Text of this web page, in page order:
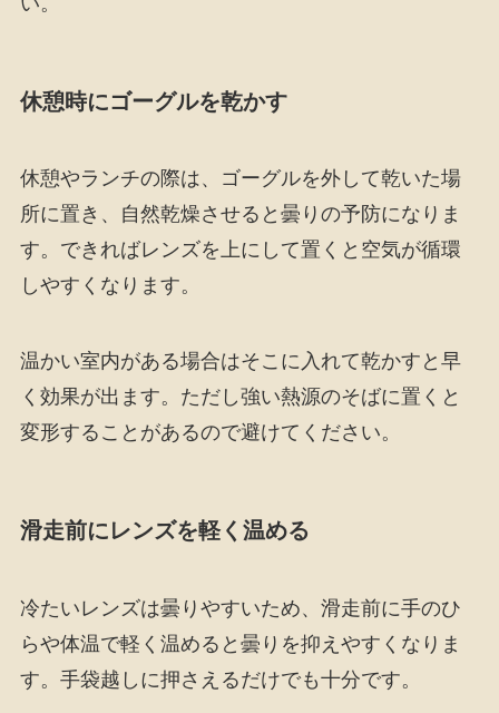
休憩時にゴーグルを乾かす
休憩やランチの際は、ゴーグルを外して乾いた場
所に置き、自然乾燥させると曇りの予防になりま
す。できればレンズを上にして置くと空気が循環
しやすくなります。
温かい室内がある場合はそこに入れて乾かすと早
く効果が出ます。ただし強い熱源のそばに置くと
変形することがあるので避けてください。
滑走前にレンズを軽く温める
冷たいレンズは曇りやすいため、滑走前に手のひ
らや体温で軽く温めると曇りを抑えやすくなりま
す。手袋越しに押さえるだけでも十分です。